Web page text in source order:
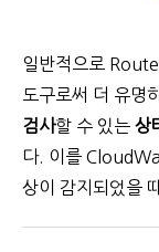
일반적으로
도구로써 더 유명
검사할 수 있는 상
다. 이를
상이 감지되었을